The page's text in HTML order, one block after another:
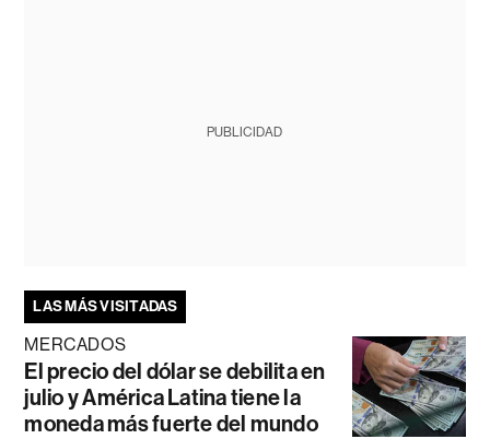
PUBLICIDAD
LAS MÁS VISITADAS
MERCADOS
El precio del dólar se debilita en
julio y América Latina tiene la
moneda más fuerte del mundo